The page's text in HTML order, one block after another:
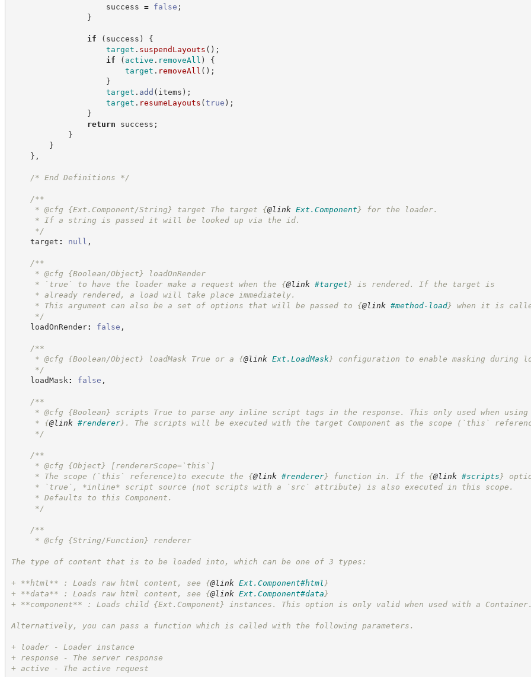
success = false ;
}
if ( success )
{
target . suspendLayouts ( ) ;
if
( active . removeAll )
{
target . removeAll ( ) ;
}
target . add ( items ) ;
target . resumeLayouts (true ) ;
}
return success ;
}
}
} ,
/* End Definitions */
/**
* @cfg {Ext.Component/String} target The target {@link Ext.Component } for the loader.
* If a string is passed it will be looked up via the id.
*/
target : null ,
/**
* @cfg {Boolean/Object} loadOnRender
* `true` to have the loader make a request when the {@link #target } is rendered. If the target is
* already rendered, a load will take place immediately.
* This argument can also be a set of options that will be passed to {@link #method-load} when it is
*/
loadOnRender: false ,
/**
* @cfg {Boolean/Object} loadMask True or a {@link Ext.LoadMask} configuration to enable masking during
*/
loadMask : false ,
/**
* @cfg {Boolean}
scripts True to parse any inline script tags in the response. This only used when using
* {@link #renderer} . The scripts will be executed with the target Component as the scope (`this`
*/
/**
* @cfg {Object}
[rendererScope=`this`]
* The scope (`this` reference)to execute the {@link #renderer} function in. If the {@link #scripts }
* `true`, *inline* script source (not scripts with a `src` attribute) is also executed in this scope.
* Defaults to this Component.
*/
/**
* @cfg {String/Function} renderer
The type of content that is to be loaded into, which can be one of 3 types:
+ **html** : Loads raw html content, see {@link Ext.Component#html }
+ **data** : Loads raw html content, see {@link Ext.Component#data }
+ **component** : Loads child {Ext.Component} instances. This option is only valid when used with a Container.
Alternatively, you can pass a function which is called with the following parameters.
+ loader - Loader instance
+ response - The server response
+ active - The active request